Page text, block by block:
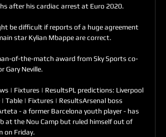
after his cardiac arrest at Euro 2020.
be difficult if reports of a huge agreement
star Kylian Mbappe are correct.
of-the-match award from Sky Sports co-
Gary Neville.
| Fixtures | ResultsPL predictions: Liverpool
Table | Fixtures | ResultsArsenal boss
- a former Barcelona youth player - has
at the Nou Camp but ruled himself out of
on Friday.